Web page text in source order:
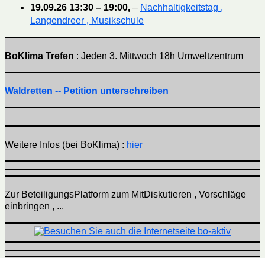
19.09.26 13:30 – 19:00, – Nachhaltigkeitstag ,
Langendreer , Musikschule
BoKlima Trefen : Jeden 3. Mittwoch 18h Umweltzentrum
Waldretten -- Petition unterschreiben
Weitere Infos (bei BoKlima) : hier
Zur BeteiligungsPlatform zum MitDiskutieren , Vorschläge
einbringen , ...